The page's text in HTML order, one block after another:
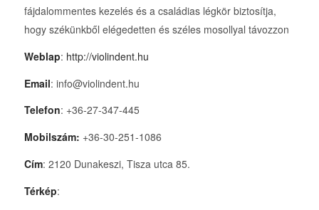
fájdalommentes kezelés és a családias légkör biztosítja,
hogy székünkből elégedetten és széles mosollyal távozzon
Weblap: http://violindent.hu
Email: info@violindent.hu
Telefon: +36-27-347-445
Mobilszám: +36-30-251-1086
Cím: 2120 Dunakeszi, Tisza utca 85.
Térkép: